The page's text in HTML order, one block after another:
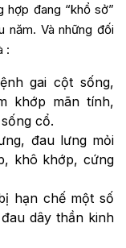
hợp đang “khổ sở”
năm. Và những đối
:
gai cột sống,
khớp mãn tính,
cổ.
đau lưng mỏi
khô khớp, cứng
hạn chế một số
dây thần kinh